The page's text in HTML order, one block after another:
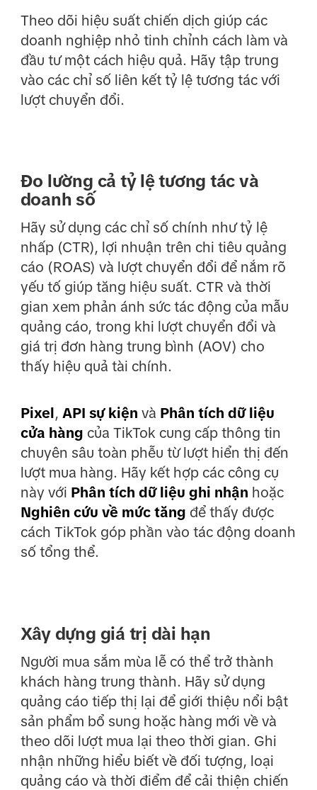
Theo dõi hiệu suất chiến dịch giúp các
doanh nghiệp nhỏ tinh chỉnh cách làm và
đầu tư một cách hiệu quả. Hãy tập trung
vào các chỉ số liên kết tỷ lệ tương tác với
lượt chuyển đổi.
Đo lường cả tỷ lệ tương tác và
doanh số
Hãy sử dụng các chỉ số chính như tỷ lệ
nhấp (CTR), lợi nhuận trên chi tiêu quảng
cáo (ROAS) và lượt chuyển đổi để nắm rõ
yếu tố giúp tăng hiệu suất. CTR và thời
gian xem phản ánh sức tác động của mẫu
quảng cáo, trong khi lượt chuyển đổi và
giá trị đơn hàng trung bình (AOV) cho
thấy hiệu quả tài chính.
Pixel , API sự kiện và Phân tích dữ liệu
cửa hàng của TikTok cung cấp thông tin
chuyên sâu toàn phễu từ lượt hiển thị đến
lượt mua hàng. Hãy kết hợp các công cụ
này với Phân tích dữ liệu ghi nhận hoặc
Nghiên cứu về mức tăng để thấy được
cách TikTok góp phần vào tác động doanh
số tổng thể.
Xây dựng giá trị dài hạn
Người mua sắm mùa lễ có thể trở thành
khách hàng trung thành. Hãy sử dụng
quảng cáo tiếp thị lại để giới thiệu nổi bật
sản phẩm bổ sung hoặc hàng mới về và
theo dõi lượt mua lại theo thời gian. Ghi
nhận những hiểu biết về đối tượng, loại
quảng cáo và thời điểm để cải thiện chiến